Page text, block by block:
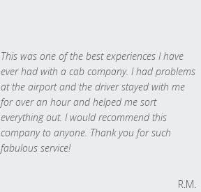
This was one of the best experiences I have
ever had with a cab company. I had problems
at the airport and the driver stayed with me
for over an hour and helped me sort
everything out. I would recommend this
company to anyone. Thank you for such
fabulous service!
R.M.